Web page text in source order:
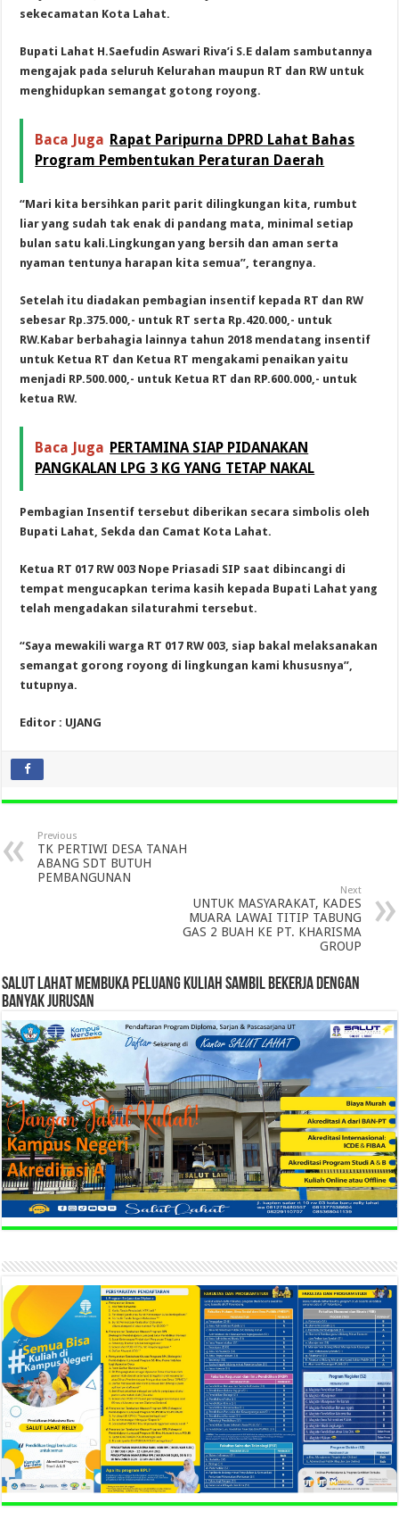
sekecamatan Kota Lahat.
Bupati Lahat H.Saefudin Aswari Riva’i S.E dalam sambutannya
mengajak pada seluruh Kelurahan maupun RT dan RW untuk
menghidupkan semangat gotong royong.
Baca Juga Rapat Paripurna DPRD Lahat Bahas
Program Pembentukan Peraturan Daerah
“Mari kita bersihkan parit parit dilingkungan kita, rumbut
liar yang sudah tak enak di pandang mata, minimal setiap
bulan satu kali.Lingkungan yang bersih dan aman serta
nyaman tentunya harapan kita semua”, terangnya.
Setelah itu diadakan pembagian insentif kepada RT dan RW
sebesar Rp.375.000,- untuk RT serta Rp.420.000,- untuk
RW.Kabar berbahagia lainnya tahun 2018 mendatang insentif
untuk Ketua RT dan Ketua RT mengakami penaikan yaitu
menjadi RP.500.000,- untuk Ketua RT dan RP.600.000,- untuk
ketua RW.
Baca Juga PERTAMINA SIAP PIDANAKAN
PANGKALAN LPG 3 KG YANG TETAP NAKAL
Pembagian Insentif tersebut diberikan secara simbolis oleh
Bupati Lahat, Sekda dan Camat Kota Lahat.
Ketua RT 017 RW 003 Nope Priasadi SIP saat dibincangi di
tempat mengucapkan terima kasih kepada Bupati Lahat yang
telah mengadakan silaturahmi tersebut.
“Saya mewakili warga RT 017 RW 003, siap bakal melaksanakan
semangat gorong royong di lingkungan kami khususnya”,
tutupnya.
Editor : UJANG
Previous
TK PERTIWI DESA TANAH
ABANG SDT BUTUH
PEMBANGUNAN
Next
UNTUK MASYARAKAT, KADES
MUARA LAWAI TITIP TABUNG
GAS 2 BUAH KE PT. KHARISMA
GROUP
SALUT LAHAT MEMBUKA PELUANG KULIAH SAMBIL BEKERJA DENGAN
BANYAK JURUSAN